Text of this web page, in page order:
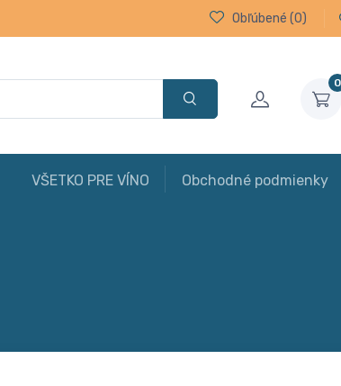
Obľúbené (0)
0
VŠETKO PRE VÍNO Obchodné podmienky